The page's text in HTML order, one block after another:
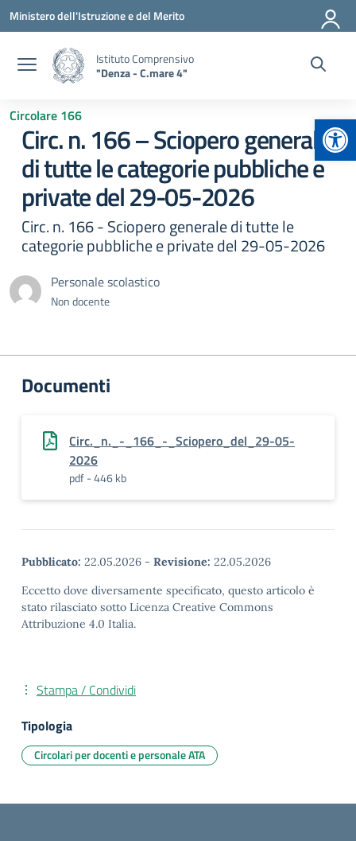
Vai ai contenuti
Vai al menu di navigazione
Vai al footer
Ministero dell'Istruzione e del Merito
Istituto Comprensivo
"Denza - C.mare 4"
Circolare 166
Circ. n. 166 – Sciopero generale
di tutte le categorie pubbliche e
private del 29-05-2026
Circ. n. 166 - Sciopero generale di tutte le
categorie pubbliche e private del 29-05-2026
Personale scolastico
Non docente
Documenti
Circ._n._-_166_-_Sciopero_del_29-05-
2026
pdf - 446 kb
Pubblicato: 22.05.2026 - Revisione: 22.05.2026
Eccetto dove diversamente specificato, questo articolo è
stato rilasciato sotto Licenza Creative Commons
Attribuzione 4.0 Italia.
Stampa / Condividi
Tipologia
Circolari per docenti e personale ATA